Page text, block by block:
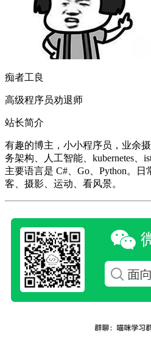
痴者工良
高级程序员劝退师
站长简介
有趣的博主，小小程序员，业余
务架构、人工智能、kubernetes、
主要语言是 C#、Go、Python。
客、摄影、运动、看风景。